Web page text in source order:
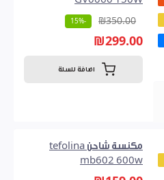
₪350.00
-15%
₪299.00
اضافة للسلة
مكنسة شاحن tefolina
mb602 600w